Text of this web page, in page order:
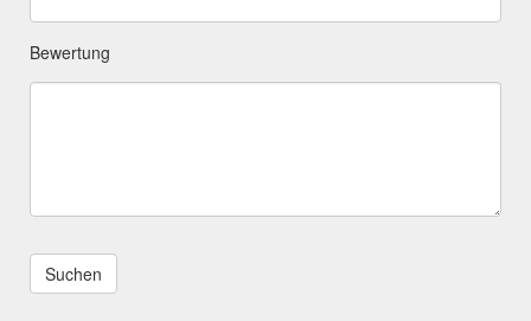
Bewertung